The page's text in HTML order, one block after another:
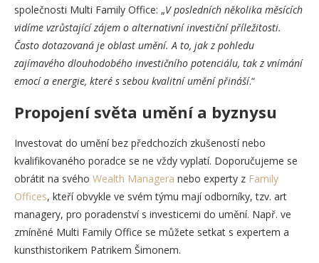
společnosti Multi Family Office: „V posledních několika měsících
vidíme vzrůstající zájem o alternativní investiční příležitosti.
Často dotazovaná je oblast umění. A to, jak z pohledu
zajímavého dlouhodobého investičního potenciálu, tak z vnímání
emocí a energie, které s sebou kvalitní umění přináší.“
Propojení světa umění a byznysu
Investovat do umění bez předchozích zkušeností nebo
kvalifikovaného poradce se ne vždy vyplatí. Doporučujeme se
obrátit na svého Wealth Managera nebo experty z Family
Offices, kteří obvykle ve svém týmu mají odborníky, tzv. art
managery, pro poradenství s investicemi do umění. Např. ve
zmíněné Multi Family Office se můžete setkat s expertem a
kunsthistorikem Patrikem Šimonem.